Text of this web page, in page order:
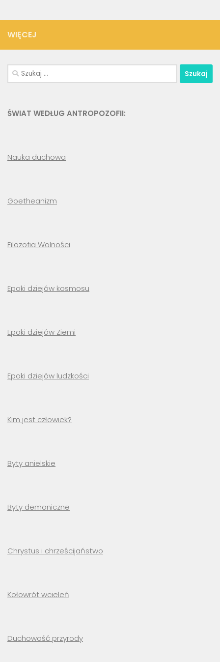
WIĘCEJ
Szukaj:
ŚWIAT WEDŁUG ANTROPOZOFII:
Nauka duchowa
Goetheanizm
Filozofia Wolności
Epoki dziejów kosmosu
Epoki dziejów Ziemi
Epoki dziejów ludzkości
Kim jest człowiek?
Byty anielskie
Byty demoniczne
Chrystus i chrześcijaństwo
Kołowrót wcieleń
Duchowość przyrody